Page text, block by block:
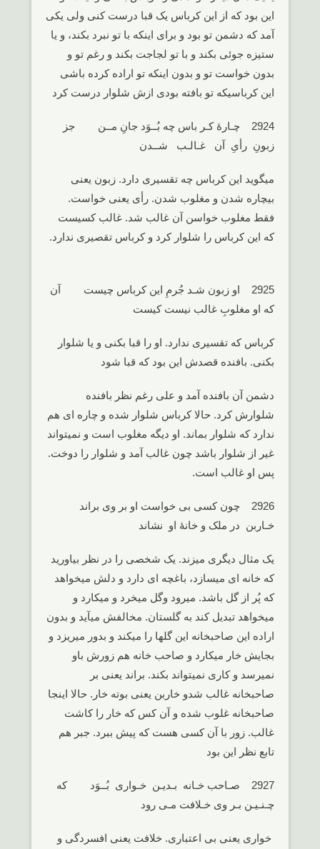
این بود که از این کرباس یک قبا درست کنی ولی یکی
آمد که دشمن تو بود و برای اینکه با تو نبرد بکند، و یا
ستیزه جوئی بکند و با تو لجاجت بکند و رغم تو و
بدون خواست تو و بدون اینکه تو اراده کرده باشی
این کرباسیکه تو بافته بودی ازش شلوار درست کرد
2924 چـارۀ کـر باس چه بُــوَد جانِ مــن جز
زبونِ رأیِ آن غـالـب شــدن
میگوید این کرباس چه تقسیری دارد. زبون یعنی
بیچاره شدن و مغلوب شدن. رأی یعنی خواست.
فقط مغلوب خواسن آن غالب شد. غالب کسیست
که این کرباس را شلوار کرد و کرباس تقصیری ندارد.
2925 او زبون شـد جُرمِ این کرباس چیست آن
که او مغلوبِ غالب نیست کیست
کرباس که تقسیری ندارد. او را قبا بکنی و یا شلوار
بکنی. بافنده قصدش این بود که قبا شود
دشمن آن بافنده آمد و علی رغم نظر بافنده
شلوارش کرد. حالا کرباس شلوار شده و چاره ای هم
ندارد که شلوار بماند. او دیگه مغلوب است و نمیتواند
غیر از شلوار باشد چون غالب آمد و شلوار را دوخت.
پس او غالب است.
2926 چون کسی بی خواست او بر وی براند
خـاربن در ملک و خانۀ او نشاند
یک مثال دیگری میزند. یک شخصی را در نظر بیاورید
که خانه ای میسازد، باغچه ای دارد و دلش میخواهد
که پُر از گل باشد. میرود وگل میخرد و میکارد و
میخواهد تبدیل کند به گلستان. مخالفش میآید و بدون
اراده این صاحبخانه این گلها را میکند و بدور میریزد و
بجایش خار میکارد و صاحب خانه هم زورش باو
نمیرسد و کاری نمیتواند بکند. براند یعنی بر
صاحبخانه غالب شدو خاربن یعنی بوته خار. حالا اینجا
صاحبخانه غلوب شده و آن کس که خار را کاشت
غالب. زور با آن کسی هست که پیش ببرد. جبر هم
تابع نظر این بود
2927 صـاحب خـانه بـدیـن خـواری بُــوَد که
چـنـیـن بـر وی خـلافت مـی رود
خواری یعنی بی اعتباری. خلافت یعنی افسردگی و